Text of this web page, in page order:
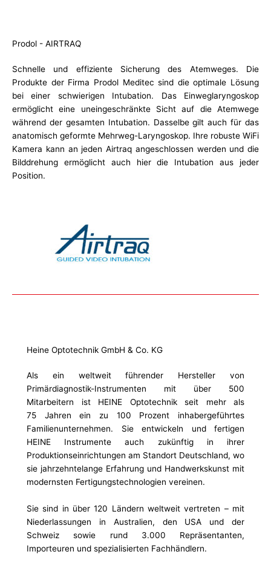
Prodol - AIRTRAQ
Schnelle und effiziente Sicherung des Atemweges. Die
Produkte der Firma Prodol Meditec sind die optimale Lösung
bei einer schwierigen Intubation. Das Einweglaryngoskop
ermöglicht eine uneingeschränkte Sicht auf die Atemwege
während der gesamten Intubation. Dasselbe gilt auch für das
anatomisch geformte Mehrweg-Laryngoskop. Ihre robuste WiFi
Kamera kann an jeden Airtraq angeschlossen werden und die
Bilddrehung ermöglicht auch hier die Intubation aus jeder
Position.
Heine Optotechnik GmbH & Co. KG
Als ein weltweit führender Hersteller von
Primärdiagnostik-Instrumenten mit über 500
Mitarbeitern ist HEINE Optotechnik seit mehr als
75 Jahren ein zu 100 Prozent inhabergeführtes
Familienunternehmen. Sie entwickeln und fertigen
HEINE Instrumente auch zukünftig in ihrer
Produktionseinrichtungen am Standort Deutschland, wo
sie jahrzehntelange Erfahrung und Handwerkskunst mit
modernsten Fertigungstechnologien vereinen.
Sie sind in über 120 Ländern weltweit vertreten – mit
Niederlassungen in Australien, den USA und der
Schweiz sowie rund 3.000 Repräsentanten,
Importeuren und spezialisierten Fachhändlern.